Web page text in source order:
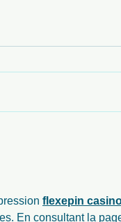
flexepin
En consultant la